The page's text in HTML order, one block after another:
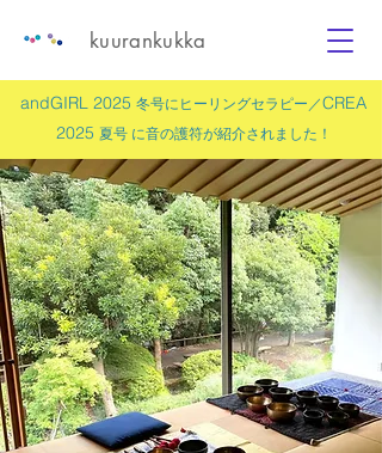
andGIRL 2025 冬号にヒーリングセラピー／CREA
2025 夏号 に音の護符が紹介されました！
kuurankukka